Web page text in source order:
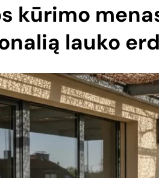
kūrimo
lauko